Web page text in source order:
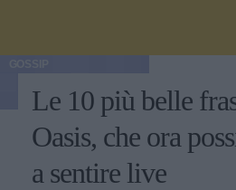
Le 10 più belle
Oasis, che ora
a sentire live